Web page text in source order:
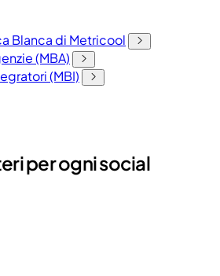
Blanca di Metricool
(MBA)
(MBI)
per ogni social